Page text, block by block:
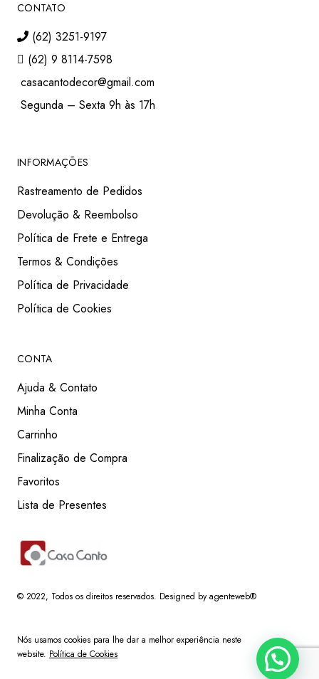
CONTATO
(62) 3251-9197
(62) 9 8114-7598
casacantodecor@gmail.com
Segunda – Sexta 9h às 17h
INFORMAÇÕES
Rastreamento de Pedidos
Devolução & Reembolso
Política de Frete e Entrega
Termos & Condições
Política de Privacidade
Política de Cookies
CONTA
Ajuda & Contato
Minha Conta
Carrinho
Finalização de Compra
Favoritos
Lista de Presentes
© 2022, Todos os direitos reservados. Designed by agenteweb®
Nós usamos cookies para lhe dar a melhor experiência neste
website. Política de Cookies